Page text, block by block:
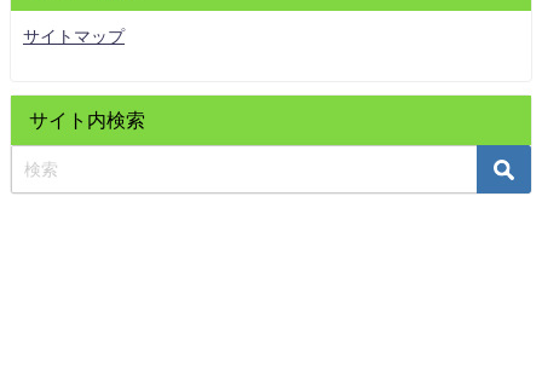
サイトマップ
サイト内検索